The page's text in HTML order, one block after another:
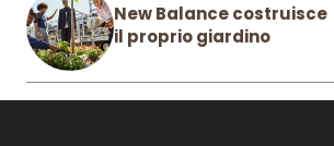
New Balance costruisce
il proprio giardino